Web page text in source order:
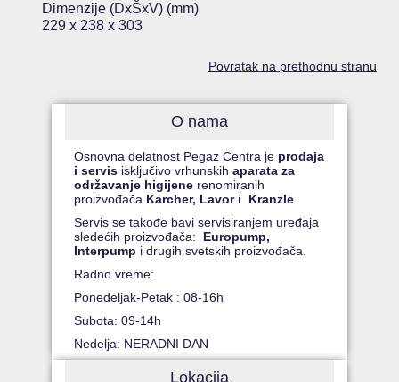
Dimenzije (DxŠxV) (mm)
229 x 238 x 303
Povratak na prethodnu stranu
O nama
Osnovna delatnost Pegaz Centra je prodaja
i servis isključivo vrhunskihaparata za
održavanje higijene renomiranih
proizvođača Karcher, Lavor i Kranzle.
Servis se takođe bavi servisiranjem uređaja
sledećih proizvođača: Europump,
Interpump i drugih svetskih proizvođača.
Radno vreme:
Ponedeljak-Petak : 08-16h
Subota: 09-14h
Nedelja: NERADNI DAN
Lokacija